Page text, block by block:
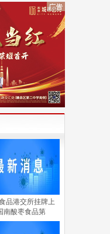
品港交所挂牌上
南酸枣食品第